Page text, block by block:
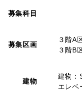
募集科目
募集区画
３階A
３階B
建物
建物：
エレベ